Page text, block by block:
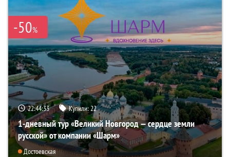
-50%
22:44:31 Купили:22
1-дневный тур «Великий Новгород — сердце земли
русской» от компании «Шарм»
Достоевская